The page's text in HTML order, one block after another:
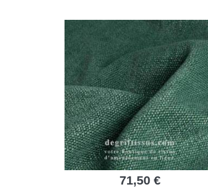
71,50 €